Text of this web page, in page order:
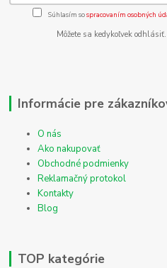
Súhlasím sospracovaním osobných
Môžete sa kedykoľvek
Informácie pre
O nás
Ako nakupovať
Obchodné podmienky
Reklamačný protokol
Kontakty
Blog
TOP kategórie